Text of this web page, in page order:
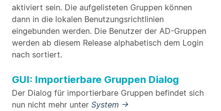
aktiviert sein. Die aufgelisteten Gruppen können
dann in die lokalen Benutzungsrichtlinien
eingebunden werden. Die Benutzer der AD-Gruppen
werden ab diesem Release alphabetisch dem Login
nach sortiert.
GUI: Importierbare Gruppen Dialog
Der Dialog für importierbare Gruppen befindet sich
nun nicht mehr unter System ->